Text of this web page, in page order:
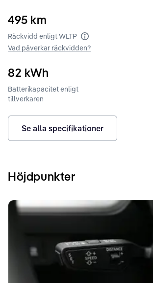
495 km
Räckvidd enligt WLTP Räckvidd enligt WLTP
Vad påverkar räckvidden?
82 kWh
Batterikapacitet enligt
tillverkaren
Se alla specifikationer
Höjdpunkter